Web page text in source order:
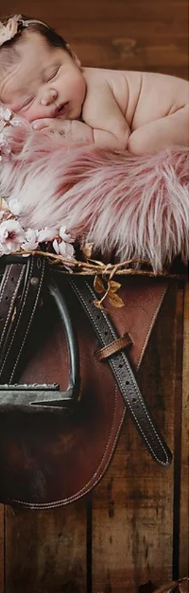
naar een vennootschap. Ongeveer een jaar geleden
zat ik op dit moment een beetje in...